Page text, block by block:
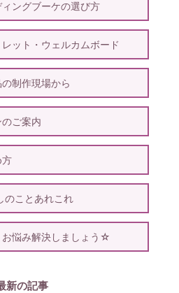
ングブーケの選び方
ット・ウェルカムボード
制作現場から
ご案内
のことあれこれ
お悩み解決しましょう☆
新の記事